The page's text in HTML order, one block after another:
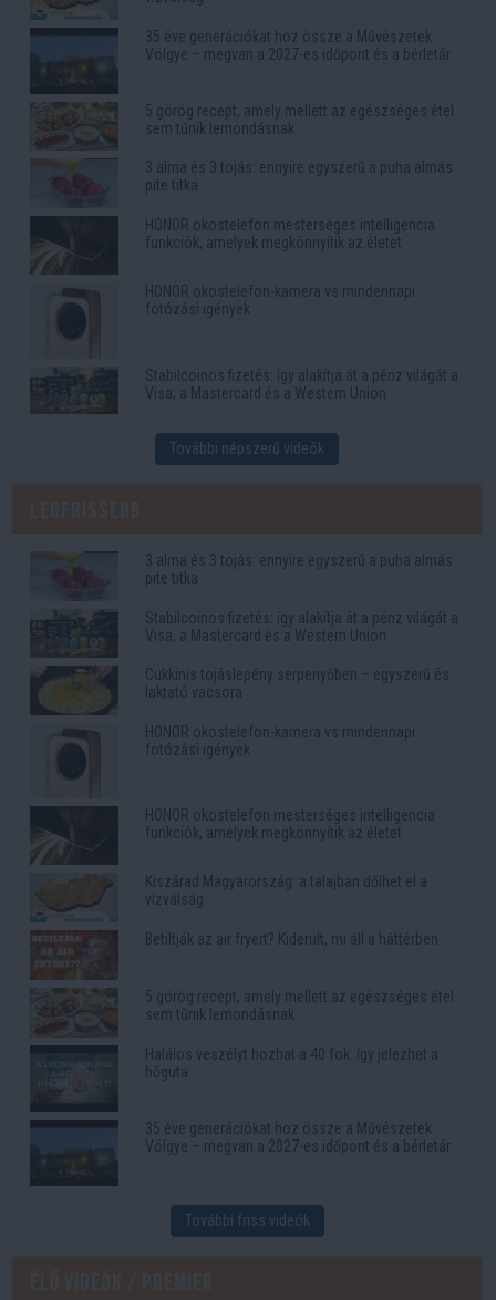
35 éve generációkat hoz össze a Művészetek
Völgye – megvan a 2027-es időpont és a bérletár
5 görög recept, amely mellett az egészséges étel
sem tűnik lemondásnak
3 alma és 3 tojás: ennyire egyszerű a puha almás
pite titka
HONOR okostelefon mesterséges intelligencia
funkciók, amelyek megkönnyítik az életet
HONOR okostelefon-kamera vs mindennapi
fotózási igények
Stabilcoinos fizetés: így alakítja át a pénz világát a
Visa, a Mastercard és a Western Union
További népszerű videók
3 alma és 3 tojás: ennyire egyszerű a puha almás
pite titka
Stabilcoinos fizetés: így alakítja át a pénz világát a
Visa, a Mastercard és a Western Union
Cukkinis tojáslepény serpenyőben – egyszerű és
laktató vacsora
HONOR okostelefon-kamera vs mindennapi
fotózási igények
HONOR okostelefon mesterséges intelligencia
funkciók, amelyek megkönnyítik az életet
Kiszárad Magyarország: a talajban dőlhet el a
vízválság
Betiltják az air fryert? Kiderült, mi áll a háttérben
5 görög recept, amely mellett az egészséges étel
sem tűnik lemondásnak
Halálos veszélyt hozhat a 40 fok: így jelezhet a
hőguta
35 éve generációkat hoz össze a Művészetek
Völgye – megvan a 2027-es időpont és a bérletár
További friss videók